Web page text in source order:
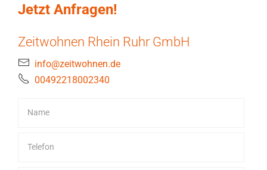
Jetzt Anfragen!
Zeitwohnen Rhein Ruhr GmbH
info@zeitwohnen.de
00492218002340